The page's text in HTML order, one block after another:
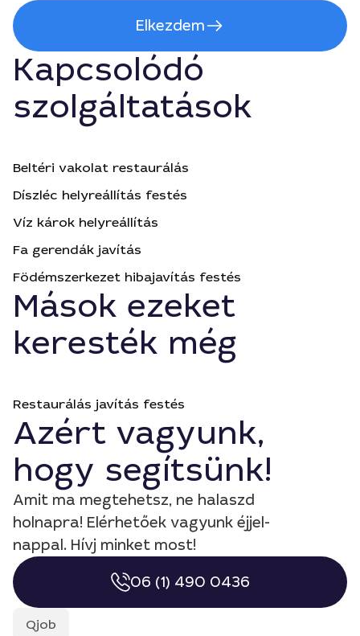
Elkezdem
Kapcsolódó
szolgáltatások
Beltéri vakolat restaurálás
Díszléc helyreállítás festés
Víz károk helyreállítás
Fa gerendák javítás
Födémszerkezet hibajavítás festés
Mások ezeket
keresték még
Restaurálás javítás festés
Azért vagyunk,
hogy segítsünk!
Amit ma megtehetsz, ne halaszd
holnapra! Elérhetőek vagyunk éjjel-
nappal. Hívj minket most!
06 (1) 490 0436
Qjob